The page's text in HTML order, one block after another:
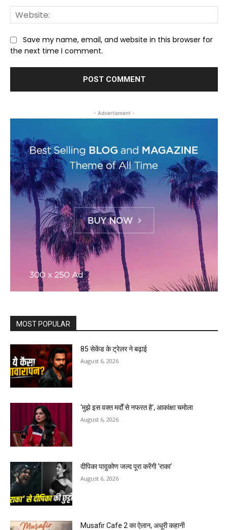
Save my name, email, and website in this browser for
the next time I comment.
- Advertisment -
MOST POPULAR
85 सेकेंड के ट्रेलर ने बढ़ाई
August 6, 2026
‘मुझे इस वक्त मर्दों से नफरत है’, आकांक्षा चमोला
August 6, 2026
दीपिका पादुकोण जल्द पूरा करेंगी ‘राका’
August 6, 2026
Musafir Cafe 2 का ऐलान, अधूरी कहानी